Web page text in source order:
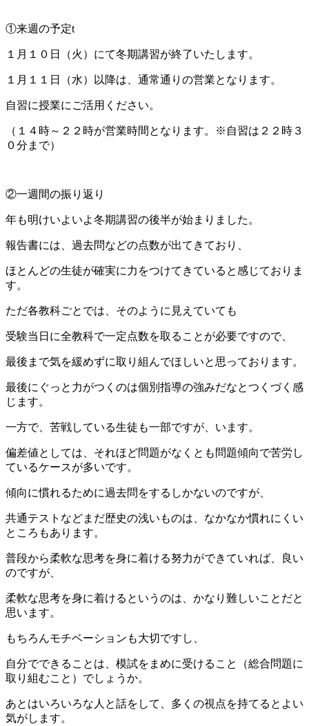
①来週の予定t
１月１０日（火）にて冬期講習が終了いたします。
１月１１日（水）以降は、通常通りの営業となります。
自習に授業にご活用ください。
（１４時～２２時が営業時間となります。※自習は２２時３
０分まで）
②一週間の振り返り
年も明けいよいよ冬期講習の後半が始まりました。
報告書には、過去問などの点数が出てきており、
ほとんどの生徒が確実に力をつけてきていると感じておりま
す。
ただ各教科ごとでは、そのように見えていても
受験当日に全教科で一定点数を取ることが必要ですので、
最後まで気を緩めずに取り組んでほしいと思っております。
最後にぐっと力がつくのは個別指導の強みだなとつくづく感
じます。
一方で、苦戦している生徒も一部ですが、います。
偏差値としては、それほど問題がなくとも問題傾向で苦労し
ているケースが多いです。
傾向に慣れるために過去問をするしかないのですが、
共通テストなどまだ歴史の浅いものは、なかなか慣れにくい
ところもあります。
普段から柔軟な思考を身に着ける努力ができていれば、良い
のですが、
柔軟な思考を身に着けるというのは、かなり難しいことだと
思います。
もちろんモチベーションも大切ですし、
自分でできることは、模試をまめに受けること（総合問題に
取り組むこと）でしょうか。
あとはいろいろな人と話をして、多くの視点を持てるとよい
気がします。